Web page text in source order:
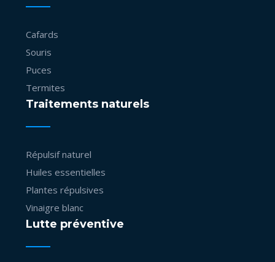
Cafards
Souris
Puces
Termites
Traitements naturels
Répulsif naturel
Huiles essentielles
Plantes répulsives
Vinaigre blanc
Lutte préventive